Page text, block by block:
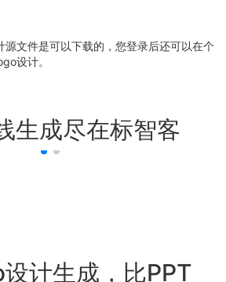
源文件是可以下载的，您登录后还可以在个
设计。
生成尽在标智客
计生成，比PPT